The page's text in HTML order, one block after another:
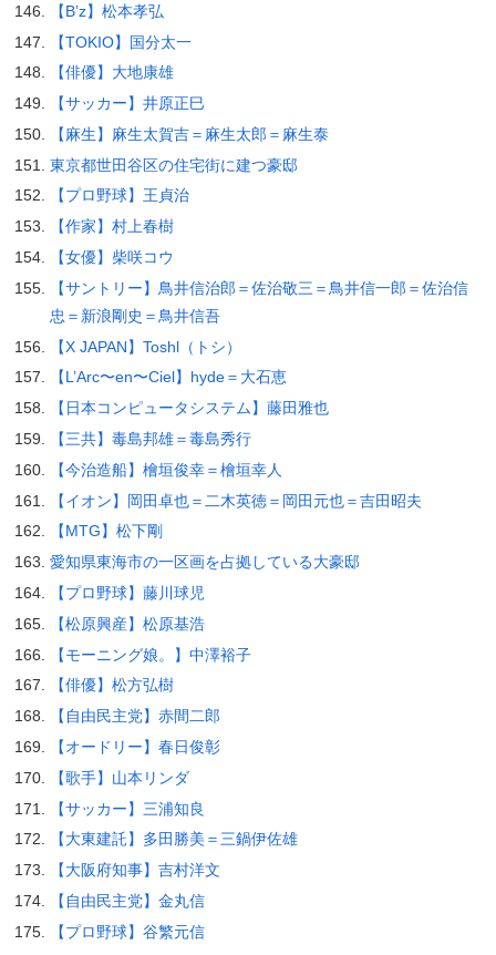
【B’z】松本孝弘
【TOKIO】国分太一
【俳優】大地康雄
【サッカー】井原正巳
【麻生】麻生太賀吉＝麻生太郎＝麻生泰
東京都世田谷区の住宅街に建つ豪邸
【プロ野球】王貞治
【作家】村上春樹
【女優】柴咲コウ
【サントリー】鳥井信治郎＝佐治敬三＝鳥井信一郎＝佐治信
忠＝新浪剛史＝鳥井信吾
【X JAPAN】Toshl（トシ）
【L’Arc〜en〜Ciel】hyde＝大石恵
【日本コンピュータシステム】藤田雅也
【三共】毒島邦雄＝毒島秀行
【今治造船】檜垣俊幸＝檜垣幸人
【イオン】岡田卓也＝二木英徳＝岡田元也＝吉田昭夫
【MTG】松下剛
愛知県東海市の一区画を占拠している大豪邸
【プロ野球】藤川球児
【松原興産】松原基浩
【モーニング娘。】中澤裕子
【俳優】松方弘樹
【自由民主党】赤間二郎
【オードリー】春日俊彰
【歌手】山本リンダ
【サッカー】三浦知良
【大東建託】多田勝美＝三鍋伊佐雄
【大阪府知事】吉村洋文
【自由民主党】金丸信
【プロ野球】谷繁元信